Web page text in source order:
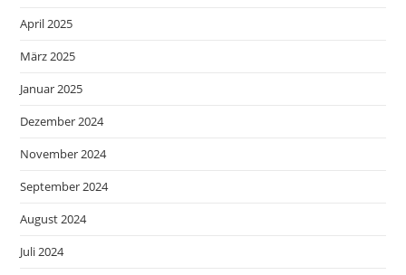
April 2025
März 2025
Januar 2025
Dezember 2024
November 2024
September 2024
August 2024
Juli 2024